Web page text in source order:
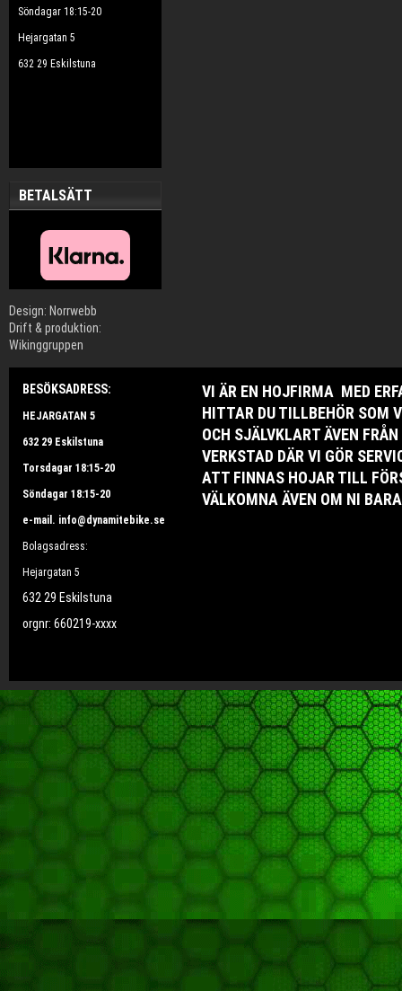
Söndagar 18:15-20
Hejargatan 5
632 29 Eskilstuna
BETALSÄTT
Design: Norrwebb
Drift & produktion:
Wikinggruppen
BESÖKSADRESS:
HEJARGATAN 5
632 29 Eskilstuna
Torsdagar 18:15-20
Söndagar 18:15-20
e-mail. info@dynamitebike.se
Bolagsadress:
Hejargatan 5
632 29 Eskilstuna
orgnr: 660219-xxxx
VI ÄR EN HOJFIRMA MED
HITTAR DU TILLBEHÖR SOM
OCH SJÄLVKLART ÄVEN
VERKSTAD DÄR VI GÖR
ATT FINNAS HOJAR TILL
VÄLKOMNA ÄVEN OM NI